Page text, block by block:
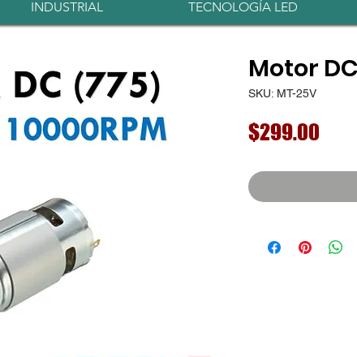
INDUSTRIAL TECNOLOGÍA LED
Motor
SKU: MT-25V
$299.00